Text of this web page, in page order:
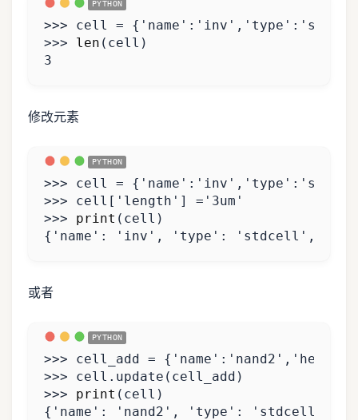
>>> cell = { 'name' : 'inv' , 'type' :
>>>
len ( cell )
3
修改元素
>>> cell = { 'name' : 'inv' , 'type' :
>>>
cell [ 'length' ] = '3um'
>>>
print ( cell )
{ 'name' : 'inv' , 'type' : 'stdcell' ,
或者
>>> cell_add = { 'name' : 'nand2' , 'height'
>>>
cell . update ( cell_add )
>>>
print ( cell )
{ 'name' : 'nand2' , 'type' : 'stdcell'